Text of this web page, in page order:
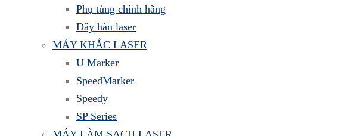
Phụ tùng chính hãng
Dây hàn laser
MÁY KHẮC LASER
U Marker
SpeedMarker
Speedy
SP Series